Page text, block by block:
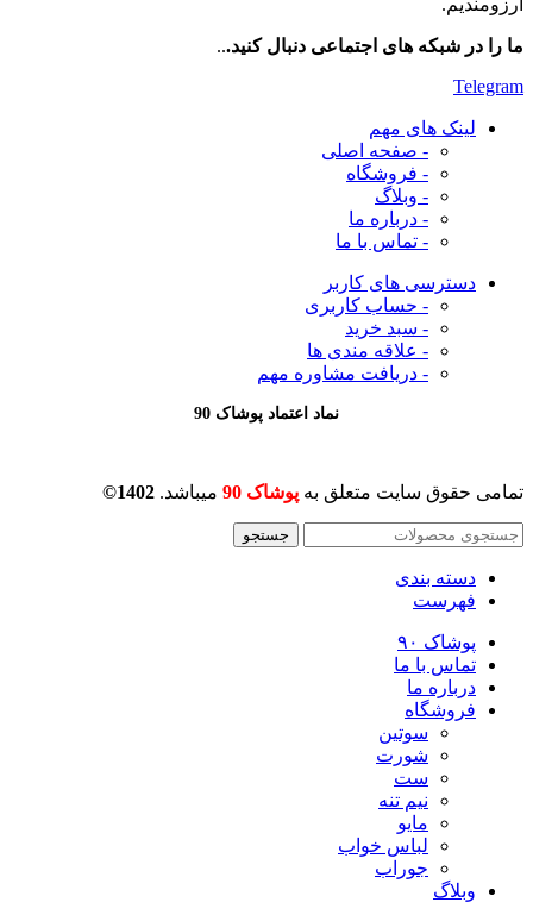
آرزومندیم.
ما را در شبکه های اجتماعی دنبال کنید...
Telegram
لینک های مهم
- صفحه اصلی
- فروشگاه
- وبلاگ
- درباره ما
- تماس با ما
دسترسی های کاربر
- حساب کاربری
- سبد خرید
- علاقه مندی ها
- دریافت مشاوره مهم
نماد اعتماد پوشاک 90
تمامی حقوق سایت متعلق به پوشاک 90 میباشد. 1402©
جستجو
دسته بندی
فهرست
پوشاک ۹۰
تماس با ما
درباره ما
فروشگاه
سوتین
شورت
ست
نیم تنه
مایو
لباس خواب
جوراب
وبلاگ